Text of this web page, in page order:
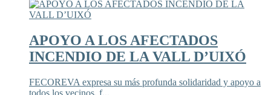
APOYO A LOS AFECTADOS
INCENDIO DE LA VALL D’UIXÓ
FECOREVA expresa su más profunda solidaridad y apoyo a
todos los vecinos, f...